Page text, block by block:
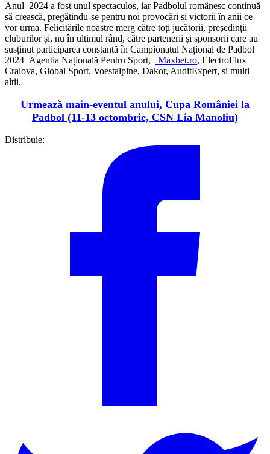
Anul 2024 a fost unul spectaculos, iar Padbolul românesc continuă
să crească, pregătindu-se pentru noi provocări și victorii în anii ce
vor urma. Felicitările noastre merg către toți jucătorii, președinții
cluburilor și, nu în ultimul rând, către partenerii și sponsorii care au
susținut participarea constantă în Campionatul Național de Padbol
2024 Agentia Națională Pentru Sport,
Maxbet.ro, ElectroFlux
Craiova, Global Sport, Voestalpine, Dakor, AuditExpert, si mulți
altii.
Urmează main-eventul anului, Cupa României la
Padbol (11-13 octombrie, CSN Lia Manoliu)
Distribuie: